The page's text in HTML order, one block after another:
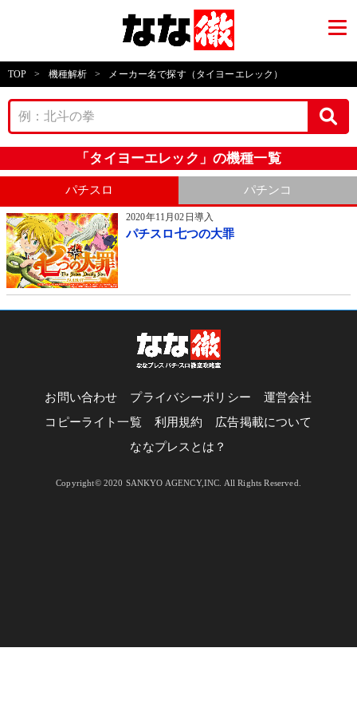
TOP > 機種解析 > メーカー名で探す（タイヨーエレック）
「タイヨーエレック」の機種一覧
パチスロ パチンコ
2020年11月02日導入
パチスロ七つの大罪
お問い合わせ プライバシーポリシー
運営会社
コピーライト一覧
利用規約
広告掲載について
ななプレスとは？
Copyright© 2020 SANKYO AGENCY,INC. All Rights Reserved.